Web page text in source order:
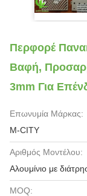
Περφορέ
Βαφή,
3mm Για
Επωνυμία Μάρκας:
M-CITY
Αριθμός Μοντέλου:
Αλουμίνιο με
MOQ: